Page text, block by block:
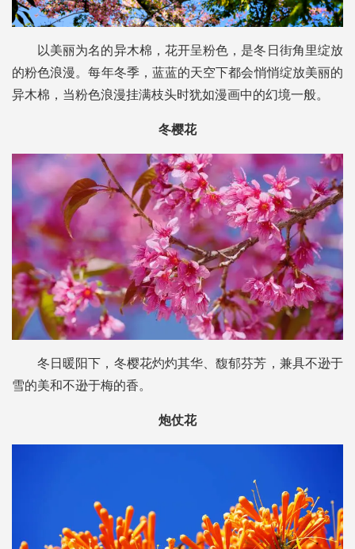
以美丽为名的异木棉，花开呈粉色，是冬日街角里绽放
的粉色浪漫。每年冬季，蓝蓝的天空下都会悄悄绽放美丽的
异木棉，当粉色浪漫挂满枝头时犹如漫画中的幻境一般。
冬樱花
冬日暖阳下，冬樱花灼灼其华、馥郁芬芳，兼具不逊于
雪的美和不逊于梅的香。
炮仗花